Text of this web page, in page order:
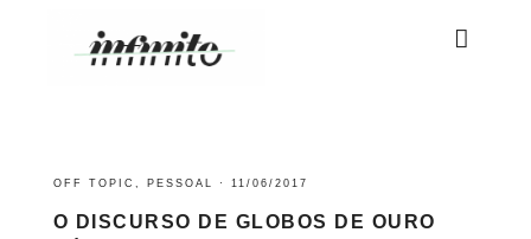
OFF TOPIC , PESSOAL · 11/06/2017
O DISCURSO DE GLOBOS DE OURO